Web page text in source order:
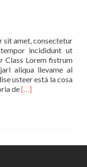
sit amet, consectetur
incididunt ut
Class Lorem fistrum
aliqua llevame al
usteer está la cosa
deLeer
[…]